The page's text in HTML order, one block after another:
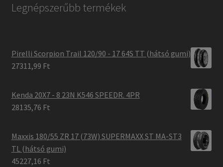
Legnépszerűbb termékek
Pirelli Scorpion Trail 120/90 - 17 64S TT (hátsó gumi)
27311,99 Ft
Kenda 20X7 - 8 23N K546 SPEEDR. 4PR
28135,76 Ft
Maxxis 180/55 ZR 17 (73W) SUPERMAXX ST MA-ST3
TL (hátsó gumi)
45227,16 Ft